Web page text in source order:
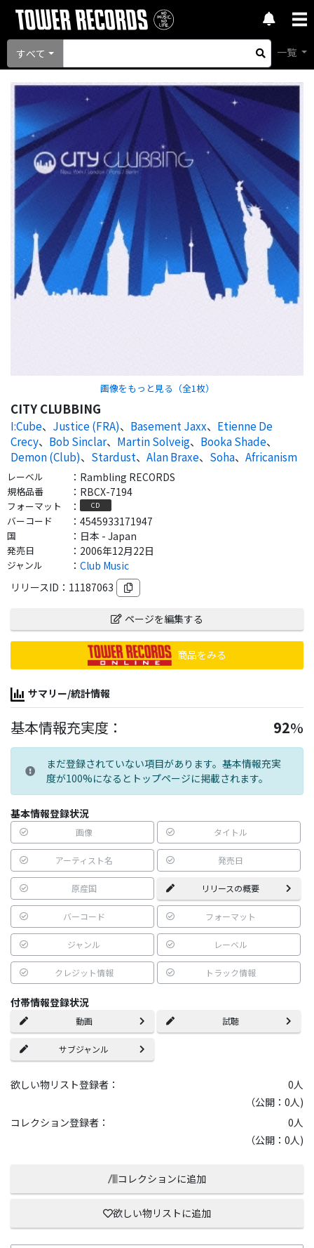
すべて 一覧
画像をもっと見る（全1 枚）
CITY CLUBBING
I:Cube、 Justice (FRA)、 Basement Jaxx、 Etienne De
Crecy、 Bob Sinclar、 Martin Solveig、 Booka Shade、
Demon (Club)、 Stardust、 Alan Braxe、 Soha、 Africanism
レーベル ： Rambling RECORDS
規格品番 ： RBCX-7194
フォーマット ： CD
バーコード ： 4545933171947
国 ： 日本 - Japan
発売日 ： 2006年12月22日
ジャンル ： Club Music
リリースID： 11187063
ページを編集する
商品をみる
サマリー/統計情報
基本情報充実度： 92%
まだ登録されていない項目があります。基本情報充実
度が100%になるとトップページに掲載されます。
基本情報登録状況
画像 タイトル
アーティスト名 発売日
原産国 リリースの概要
バーコード フォーマット
ジャンル レーベル
クレジット情報 トラック情報
付帯情報登録状況
動画 試聴
サブジャンル
欲しい物リスト登録者： 0人
（公開：0人)
コレクション登録者：
0人
（公開：0人)
コレクションに追加
欲しい物リストに追加